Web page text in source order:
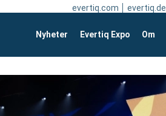
evertiq.com evertiq.de
Nyheter Evertiq Expo Om